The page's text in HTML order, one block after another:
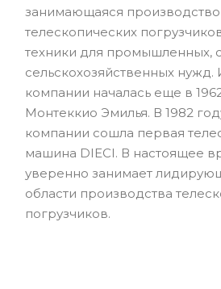
занимающаяся
телескопических
техники для промышленных,
сельскохозяйственных нужд.
компании началась еще в
Монтеккио Эмилья. В 1982
компании сошла первая
машина DIECI. В настоящее
уверенно занимает
области производства
погрузчиков.